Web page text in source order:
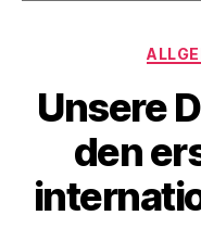
Unsere
den